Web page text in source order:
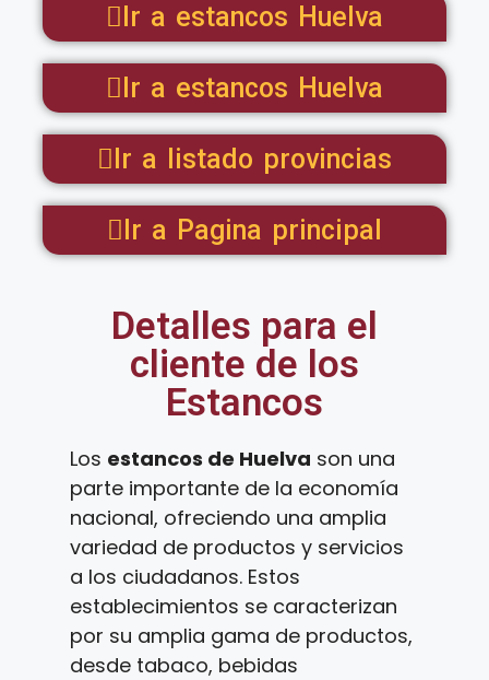
Ir a estancos Huelva
Ir a estancos Huelva
Ir a listado provincias
Ir a Pagina principal
Detalles para el
cliente de los
Estancos
Los estancos de Huelva son una
parte importante de la economía
nacional, ofreciendo una amplia
variedad de productos y servicios
a los ciudadanos. Estos
establecimientos se caracterizan
por su amplia gama de productos,
desde tabaco, bebidas